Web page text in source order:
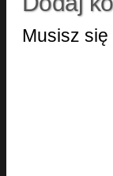
Musisz się